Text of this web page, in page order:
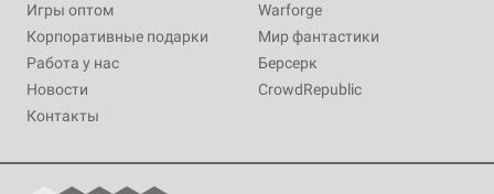
Игры оптом
Корпоративные подарки
Работа у нас
Новости
Контакты
Warforge
Мир фантастики
Берсерк
CrowdRepublic